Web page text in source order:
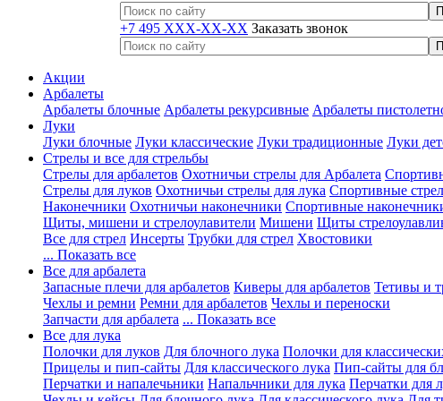
+7 495 XXX-XX-XX Заказать звонок
Акции
Арбалеты
Арбалеты блочные Арбалеты рекурсивные Арбалеты
Луки
Луки блочные Луки классические Луки традиционные Луки
Стрелы и все для стрельбы
Стрелы для арбалетов Охотничьи стрелы для Арбалета
Стрелы для луков Охотничьи стрелы для лука Спортивные
Наконечники Охотничьи наконечники Спортивные
Щиты, мишени и стрелоулавители Мишени Щиты
Все для стрел Инсерты Трубки для стрел Хвостовики
... Показать все
Все для арбалета
Запасные плечи для арбалетов Киверы для арбалетов Тетивы и
Чехлы и ремни Ремни для арбалетов Чехлы и переноски
Запчасти для арбалета ... Показать все
Все для лука
Полочки для луков Для блочного лука Полочки для
Прицелы и пип-сайты Для классического лука Пип-сайты для
Перчатки и напалечьники Напальчники для лука Перчатки для